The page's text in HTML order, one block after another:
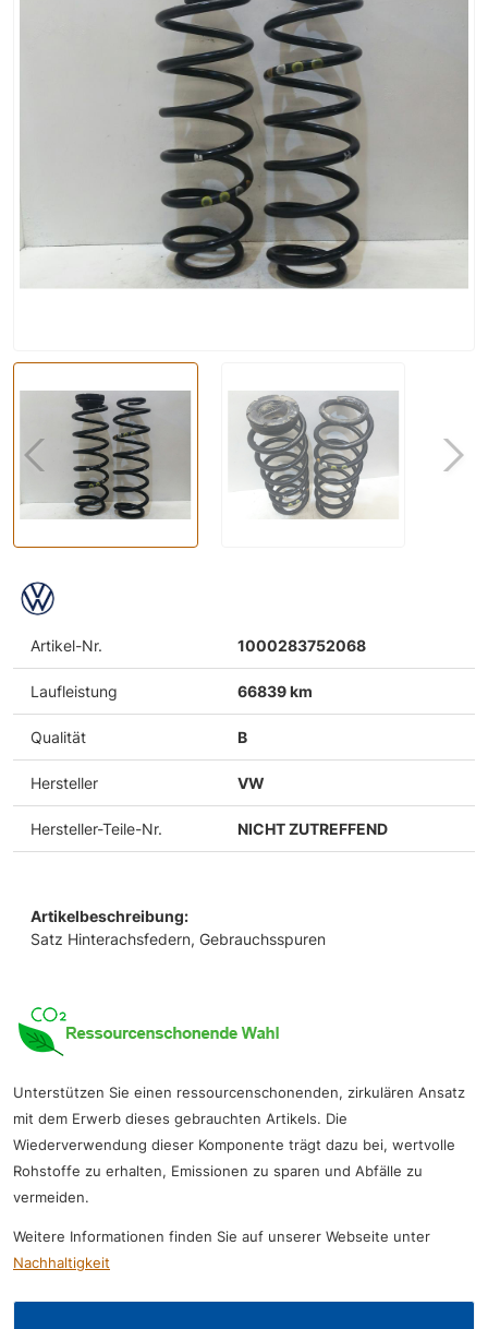
Artikel-Nr. 1000283752068
Laufleistung 66839 km
Qualität B
Hersteller VW
Hersteller-Teile-Nr. NICHT ZUTREFFEND
Artikelbeschreibung:
Satz Hinterachsfedern, Gebrauchsspuren
Unterstützen Sie einen ressourcenschonenden, zirkulären Ansatz
mit dem Erwerb dieses gebrauchten Artikels. Die
Wiederverwendung dieser Komponente trägt dazu bei, wertvolle
Rohstoffe zu erhalten, Emissionen zu sparen und Abfälle zu
vermeiden.
Weitere Informationen finden Sie auf unserer Webseite unter
Nachhaltigkeit